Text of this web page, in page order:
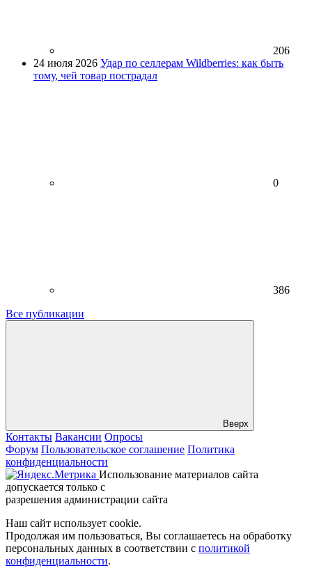
206
24 июля 2026 Удар по селлерам Wildberries: как быть
тому, чей товар пострадал
0
386
Все публикации
Вверх
Контакты Вакансии Опросы
Форум Пользовательское соглашение Политика
конфиденциальности
Использование материалов сайта
допускается только с
разрешения администрации сайта
Наш сайт использует cookie.
Продолжая им пользоваться, Вы соглашаетесь на обработку
персональных данных в соответствии с политикой
конфиденциальности.